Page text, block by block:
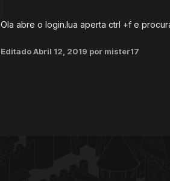
[12/04/2019 01:56:27] data/
Ola abre o login.lua aperta ctrl +f e
EditadoAbril 12, 2019 por mister17